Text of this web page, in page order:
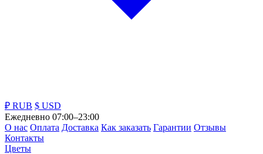
₽ RUB $ USD
Ежедневно 07:00–23:00
О нас Оплата Доставка Как заказать Гарантии Отзывы
Контакты
Цветы